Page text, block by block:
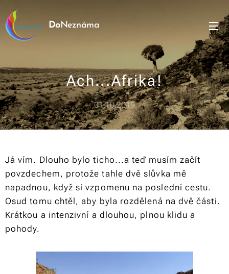
DoNeznáma
Ach...Afrika!
01.10.2019
Já vím. Dlouho bylo ticho...a teď musím začít
povzdechem, protože tahle dvě slůvka mě
napadnou, když si vzpomenu na poslední cestu.
Osud tomu chtěl, aby byla rozdělená na dvě části.
Krátkou a intenzivní a dlouhou, plnou klidu a
pohody.